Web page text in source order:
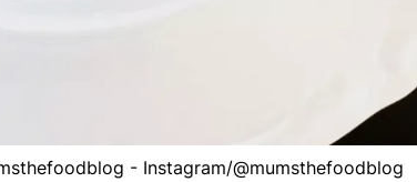
- Instagram/@mumsthefoodblog